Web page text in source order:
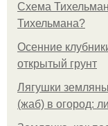
Схема
Тихельмана?
Осенние
открытый грунт
Лягушки
(жаб) в огород: